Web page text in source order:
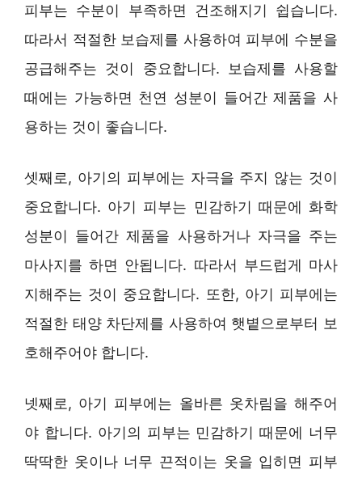
피부는 수분이 부족하면 건조해지기 쉽습니다.
따라서 적절한 보습제를 사용하여 피부에 수분을
공급해주는 것이 중요합니다. 보습제를 사용할
때에는 가능하면 천연 성분이 들어간 제품을 사
용하는 것이 좋습니다.
셋째로, 아기의 피부에는 자극을 주지 않는 것이
중요합니다. 아기 피부는 민감하기 때문에 화학
성분이 들어간 제품을 사용하거나 자극을 주는
마사지를 하면 안됩니다. 따라서 부드럽게 마사
지해주는 것이 중요합니다. 또한, 아기 피부에는
적절한 태양 차단제를 사용하여 햇볕으로부터 보
호해주어야 합니다.
넷째로, 아기 피부에는 올바른 옷차림을 해주어
야 합니다. 아기의 피부는 민감하기 때문에 너무
딱딱한 옷이나 너무 끈적이는 옷을 입히면 피부